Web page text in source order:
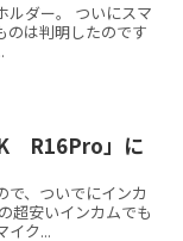
ルダー。 ついにスマ
のは判明したのです
R16Pro」に
で、ついでにインカ
超安いインカムでも
イク...